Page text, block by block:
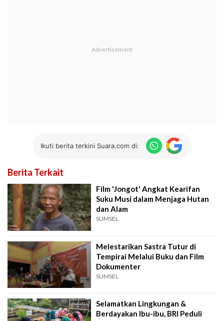
Ikuti berita terkini Suara.com di:
Berita Terkait
Film 'Jongot' Angkat Kearifan
Suku Musi dalam Menjaga Hutan
dan Alam
SUMSEL
Melestarikan Sastra Tutur di
Tempirai Melalui Buku dan Film
Dokumenter
SUMSEL
Selamatkan Lingkungan &
Berdayakan Ibu-ibu, BRI Peduli